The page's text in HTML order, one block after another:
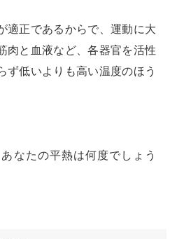
適正であるからで、運動に大
肉と血液など、各器官を活性
ず低いよりも高い温度のほう
なたの平熱は何度でしょう